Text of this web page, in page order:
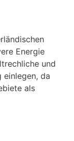
Energie
und
einlegen, da
als